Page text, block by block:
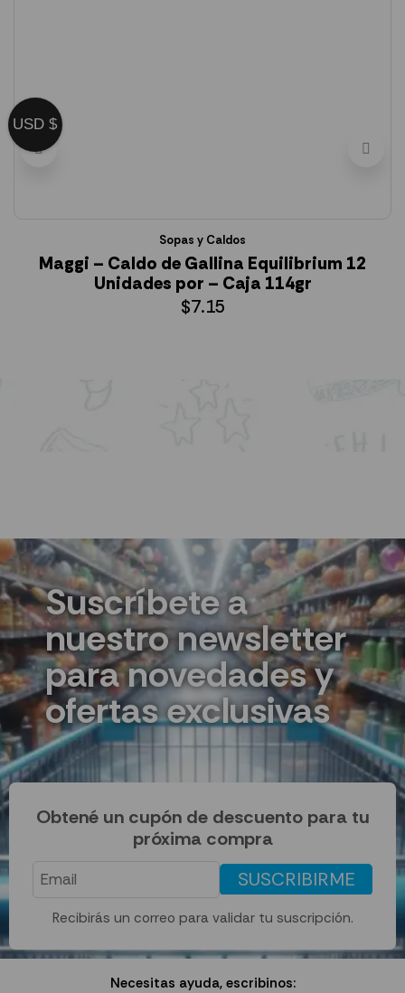
Sopas y Caldos
Maggi – Caldo de Gallina Equilibrium 12
Unidades por – Caja 114gr
$7.15
Suscríbete a
nuestro newsletter
para novedades y
ofertas exclusivas
Obtené un cupón de descuento para tu
próxima compra
SUSCRIBIRME
Recibirás un correo para validar tu suscripción.
Necesitas ayuda, escribinos:
USD $